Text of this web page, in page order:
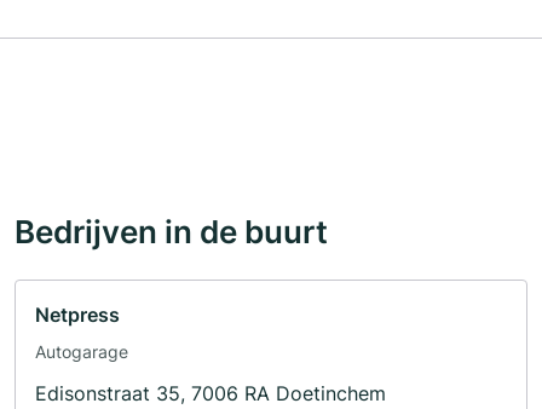
Bedrijven in de buurt
Netpress
Autogarage
Edisonstraat 35, 7006 RA Doetinchem